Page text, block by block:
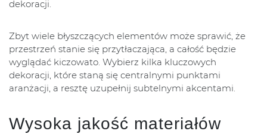
dekoracji.
Zbyt wiele błyszczących elementów może sprawić, że
przestrzeń stanie się przytłaczająca, a całość będzie
wyglądać kiczowato. Wybierz kilka kluczowych
dekoracji, które staną się centralnymi punktami
aranżacji, a resztę uzupełnij subtelnymi akcentami.
Wysoka jakość materiałów